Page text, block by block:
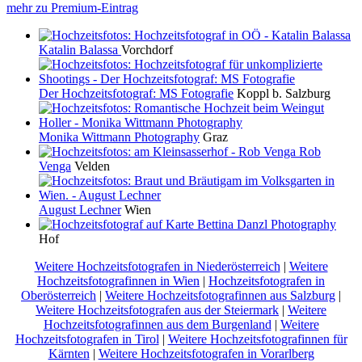
mehr zu Premium-Eintrag
Katalin Balassa Vorchdorf
Der Hochzeitsfotograf: MS Fotografie Koppl b. Salzburg
Monika Wittmann Photography Graz
Rob
Venga Velden
August Lechner Wien
Bettina Danzl Photography
Hof
Weitere Hochzeitsfotografen in Niederösterreich | Weitere
Hochzeitsfotografinnen in Wien | Hochzeitsfotografen in
Oberösterreich | Weitere Hochzeitsfotografinnen aus Salzburg |
Weitere Hochzeitsfotografen aus der Steiermark | Weitere
Hochzeitsfotografinnen aus dem Burgenland | Weitere
Hochzeitsfotografen in Tirol | Weitere Hochzeitsfotografinnen für
Kärnten | Weitere Hochzeitsfotografen in Vorarlberg